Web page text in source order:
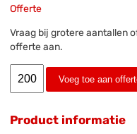
Offerte
Vraag bij grotere aantallen
offerte aan.
Voeg toe aan
Product informatie